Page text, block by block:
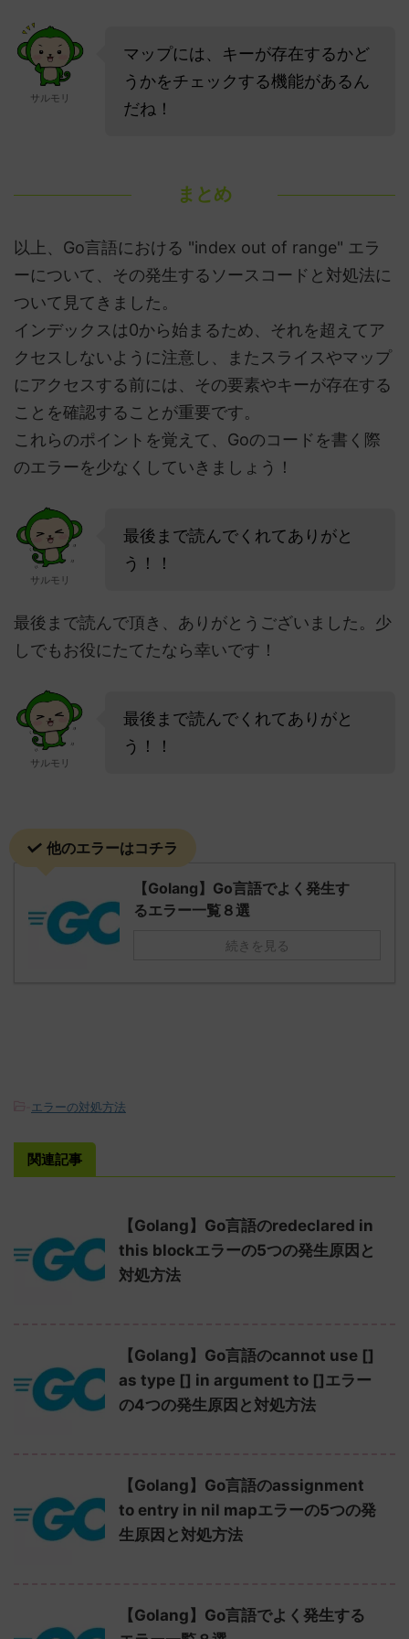
サルモリ
マップには、キーが存在するかど
うかをチェックする機能があるん
だね！
まとめ
以上、Go言語における "index out of range" エラ
ーについて、その発生するソースコードと対処法に
ついて見てきました。
インデックスは0から始まるため、それを超えてア
クセスしないように注意し、またスライスやマップ
にアクセスする前には、その要素やキーが存在する
ことを確認することが重要です。
これらのポイントを覚えて、Goのコードを書く際
のエラーを少なくしていきましょう！
サルモリ
最後まで読んでくれてありがと
う！！
最後まで読んで頂き、ありがとうございました。少
しでもお役にたてたなら幸いです！
サルモリ
最後まで読んでくれてありがと
う！！
他のエラーはコチラ
【Golang】Go言語でよく発生す
るエラー一覧８選
続きを見る
エラーの対処方法
関連記事
【Golang】Go言語のredeclared in
this blockエラーの5つの発生原因と
対処方法
【Golang】Go言語のcannot use []
as type [] in argument to []エラー
の4つの発生原因と対処方法
【Golang】Go言語のassignment
to entry in nil mapエラーの5つの発
生原因と対処方法
【Golang】Go言語でよく発生する